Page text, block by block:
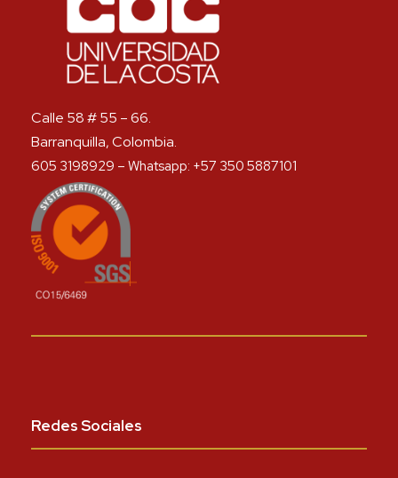
Calle 58 # 55 – 66.
Barranquilla, Colombia.
605 3198929 – Whatsapp: +57 350 5887101
Redes Sociales